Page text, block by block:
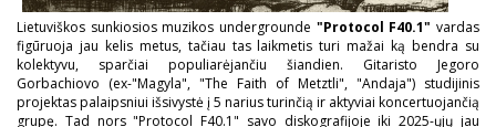
Lietuviškos sunkiosios muzikos undergrounde "Protocol F40.1" vardas
figūruoja jau kelis metus, tačiau tas laikmetis turi mažai ką bendra su
kolektyvu, sparčiai populiarėjančiu šiandien. Gitaristo Jegoro
Gorbachiovo (ex-"Magyla", "The Faith of Metztli", "Andaja") studijinis
projektas palaipsniui išsivystė į 5 narius turinčią ir aktyviai koncertuojančią
grupę. Tad nors "Protocol F40.1" savo diskografijoje iki 2025-ųjų jau